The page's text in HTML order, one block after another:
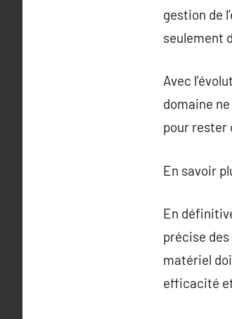
gestion de
seulement
Avec
domaine
pour
En savoir
En
précise
matériel
efficacité